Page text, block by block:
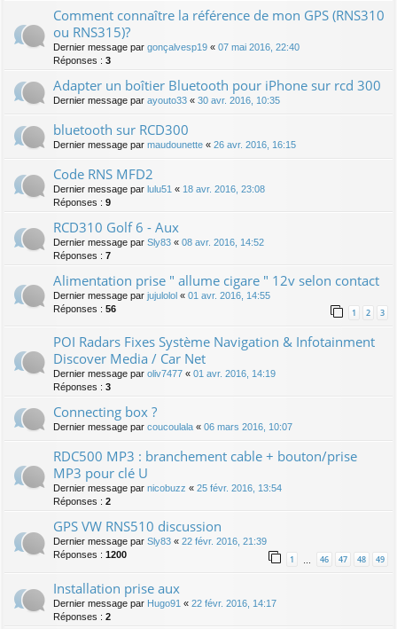
Comment connaître la référence de mon GPS (RNS310
ou RNS315)?
Dernier message par gonçalvesp19 « 07 mai 2016, 22:40
Réponses : 3
Adapter un boîtier Bluetooth pour iPhone sur rcd 300
Dernier message par ayouto33 « 30 avr. 2016, 10:35
bluetooth sur RCD300
Dernier message par maudounette « 26 avr. 2016, 16:15
Code RNS MFD2
Dernier message par lulu51 « 18 avr. 2016, 23:08
Réponses : 9
RCD310 Golf 6 - Aux
Dernier message par Sly83 « 08 avr. 2016, 14:52
Réponses : 7
Alimentation prise " allume cigare " 12v selon contact
Dernier message par jujulolol « 01 avr. 2016, 14:55
Réponses : 56 1 2 3
POI Radars Fixes Système Navigation & Infotainment
Discover Media / Car Net
Dernier message par oliv7477 « 01 avr. 2016, 14:19
Réponses : 3
Connecting box ?
Dernier message par coucoulala « 06 mars 2016, 10:07
RDC500 MP3 : branchement cable + bouton/prise
MP3 pour clé U
Dernier message par nicobuzz « 25 févr. 2016, 13:54
Réponses : 2
GPS VW RNS510 discussion
Dernier message par Sly83 « 22 févr. 2016, 21:39
Réponses : 1200 1 46 47 48 49
Installation prise aux
Dernier message par Hugo91 « 22 févr. 2016, 14:17
Réponses : 2